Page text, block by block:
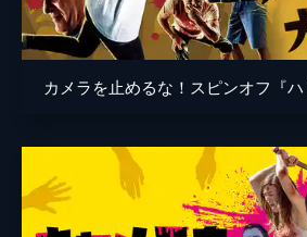
藤丸拓哉
黒岡大吾
相田舞
監督
脚本